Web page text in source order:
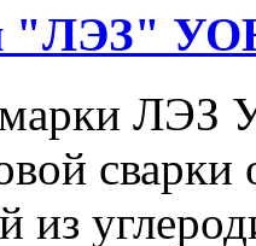
"ЛЭЗ"
ЛЭЗ
сварки
из